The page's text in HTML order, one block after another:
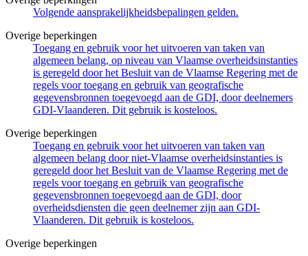
Volgende aansprakelijkheidsbepalingen gelden.
Overige beperkingen
Toegang en gebruik voor het uitvoeren van taken van
algemeen belang, op niveau van Vlaamse overheidsinstanties
is geregeld door het Besluit van de Vlaamse Regering met de
regels voor toegang en gebruik van geografische
gegevensbronnen toegevoegd aan de GDI, door deelnemers
GDI-Vlaanderen. Dit gebruik is kosteloos.
Overige beperkingen
Toegang en gebruik voor het uitvoeren van taken van
algemeen belang door niet-Vlaamse overheidsinstanties is
geregeld door het Besluit van de Vlaamse Regering met de
regels voor toegang en gebruik van geografische
gegevensbronnen toegevoegd aan de GDI, door
overheidsdiensten die geen deelnemer zijn aan GDI-
Vlaanderen. Dit gebruik is kosteloos.
Overige beperkingen